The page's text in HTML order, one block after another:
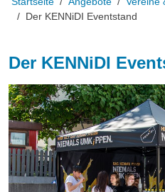
Der KENNiDI Eventstand
Der KENNiDI